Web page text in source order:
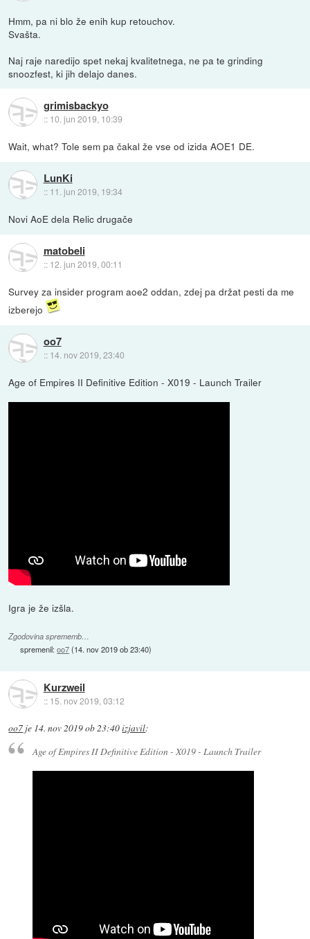
Hmm, pa ni blo že enih kup retouchov.
Svašta.
Naj raje naredijo spet nekaj kvalitetnega, ne pa te grinding
snoozfest, ki jih delajo danes.
grimisbackyo
:: 10. jun 2019, 10:39
Wait, what? Tole sem pa čakal že vse od izida AOE1 DE.
LunKi
:: 11. jun 2019, 19:34
Novi AoE dela Relic drugače
matobeli
:: 12. jun 2019, 00:11
Survey za insider program aoe2 oddan, zdej pa držat pesti da me
izberejo
oo7
:: 14. nov 2019, 23:40
Age of Empires II Definitive Edition - X019 - Launch Trailer
Igra je že izšla.
Zgodovina sprememb…
spremenil:oo7(14. nov 2019 ob 23:40)
Kurzweil
:: 15. nov 2019, 03:12
oo7 je 14. nov 2019 ob 23:40izjavil:
Age of Empires II Definitive Edition - X019 - Launch Trailer